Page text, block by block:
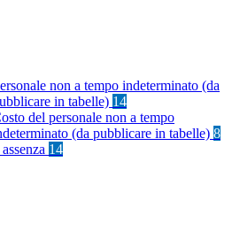
non a tempo indeterminato (da
in tabelle) 14
del personale non a tempo
(da pubblicare in tabelle) 8
14